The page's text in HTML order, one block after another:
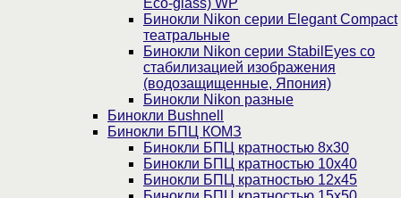
Eco-glass) WP
Бинокли Nikon серии Elegant Compact
театральные
Бинокли Nikon серии StabilEyes со
стабилизацией изображения
(водозащищенные, Япония)
Бинокли Nikon разные
Бинокли Bushnell
Бинокли БПЦ КОМЗ
Бинокли БПЦ кратностью 8х30
Бинокли БПЦ кратностью 10х40
Бинокли БПЦ кратностью 12х45